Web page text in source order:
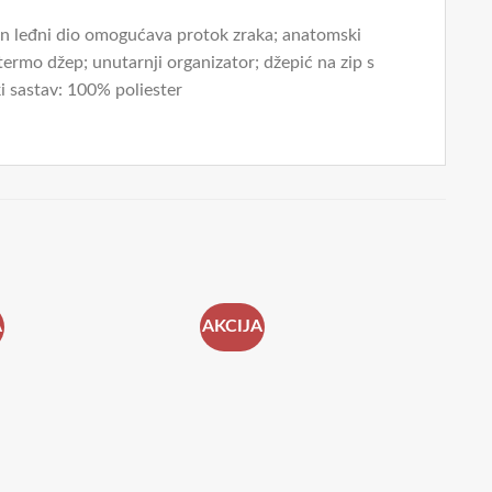
leđni dio omogućava protok zraka; anatomski
džep; unutarnji organizator; džepić na zip s
sastav: 100% poliester
AKCIJA